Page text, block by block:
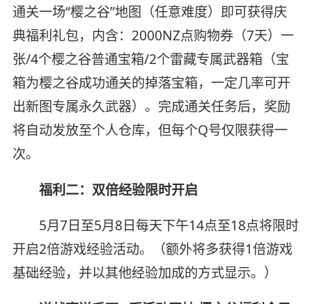
通关一场“樱之谷”地图（任意难度）即可获得庆
典福利礼包，内含：2000NZ点购物券（7天）一
张/4个樱之谷普通宝箱/2个雷藏专属武器箱（宝
箱为樱之谷成功通关的掉落宝箱，一定几率可开
出新图专属永久武器）。完成通关任务后，奖励
将自动发放至个人仓库，但每个Q号仅限获得一
次。
福利二：双倍经验限时开启
5月7日至5月8日每天下午14点至18点将限时
开启2倍游戏经验活动。（额外将多获得1倍游戏
基础经验，并以其他经验加成的方式显示。）